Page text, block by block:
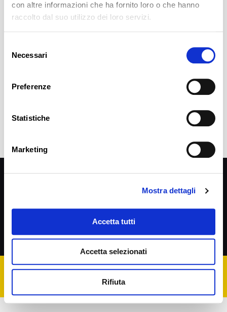
con altre informazioni che ha fornito loro o che hanno
raccolto dal suo utilizzo dei loro servizi.
delNecessari
Preferenze
Statistiche
Marketing
Mostra dettagli
Accetta tutti
Accetta selezionati
Rifiuta
DATA PROCESSOR ESTABLISHED IN COUNTRIES EXTRA EU (AS
SAN MARINO REPUBLIC IS)? THE CONTRACT PURSUANT ART.
European culture, European economics, European money, nevertheless, politically is
Read more
SEGUIMI SU
Cookie Policy
P.IVA 02203350406 | Cod. Fisc. CCCFNC66P18H294J